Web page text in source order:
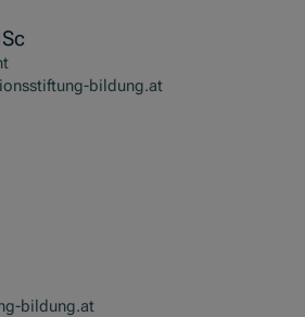
bildung.at
bildung.at